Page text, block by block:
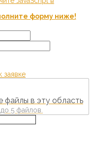
форму ниже!
заявке
в эту область
5 файлов.